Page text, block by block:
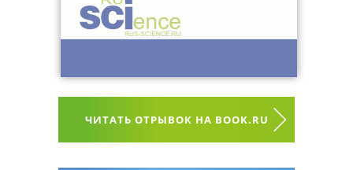
ЧИТАТЬ ОТРЫВОК НА BOOK.RU